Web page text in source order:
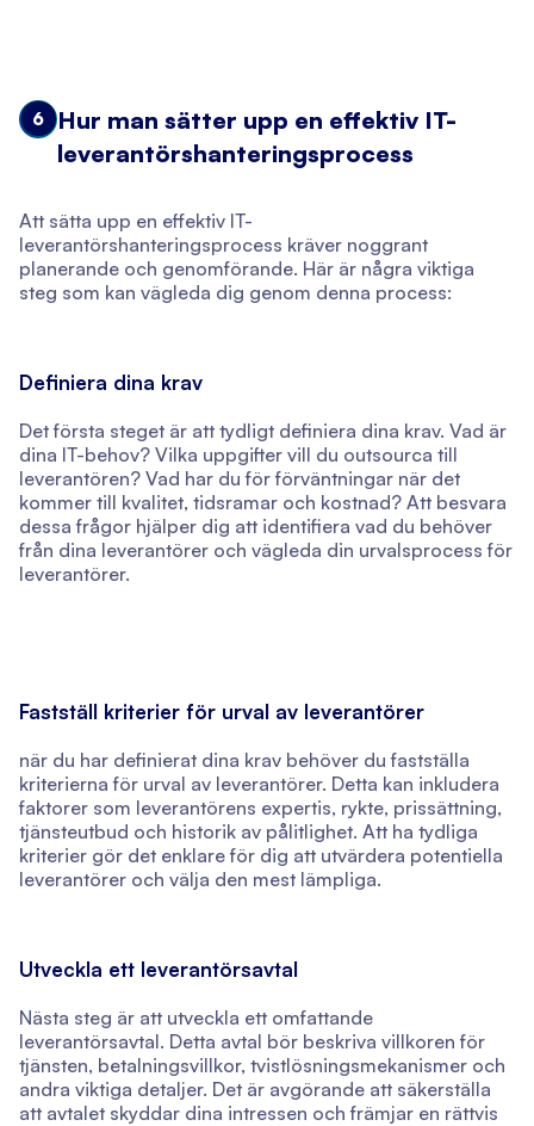
6
Hur man sätter upp en effektiv IT-
leverantörshanteringsprocess
Att sätta upp en effektiv IT-
leverantörshanteringsprocess kräver noggrant
planerande och genomförande. Här är några viktiga
steg som kan vägleda dig genom denna process:
Definiera dina krav
Det första steget är att tydligt definiera dina krav. Vad är
dina IT-behov? Vilka uppgifter vill du outsourca till
leverantören? Vad har du för förväntningar när det
kommer till kvalitet, tidsramar och kostnad? Att besvara
dessa frågor hjälper dig att identifiera vad du behöver
från dina leverantörer och vägleda din urvalsprocess för
leverantörer.
Fastställ kriterier för urval av leverantörer
när du har definierat dina krav behöver du fastställa
kriterierna för urval av leverantörer. Detta kan inkludera
faktorer som leverantörens expertis, rykte, prissättning,
tjänsteutbud och historik av pålitlighet. Att ha tydliga
kriterier gör det enklare för dig att utvärdera potentiella
leverantörer och välja den mest lämpliga.
Utveckla ett leverantörsavtal
Nästa steg är att utveckla ett omfattande
leverantörsavtal. Detta avtal bör beskriva villkoren för
tjänsten, betalningsvillkor, tvistlösningsmekanismer och
andra viktiga detaljer. Det är avgörande att säkerställa
att avtalet skyddar dina intressen och främjar en rättvis